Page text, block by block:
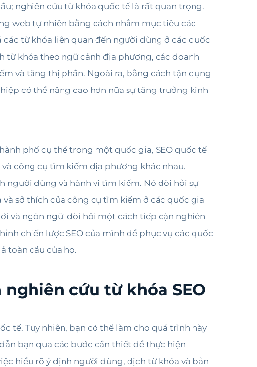
nghiên cứu từ khóa quốc tế là rất quan trọng.
web tự nhiên bằng cách nhắm mục tiêu các
từ khóa liên quan đến người dùng ở các quốc
khóa theo ngữ cảnh địa phương, các doanh
và tăng thị phần. Ngoài ra, bằng cách tận dụng
có thể nâng cao hơn nữa sự tăng trưởng kinh
phố cụ thể trong một quốc gia, SEO quốc tế
công cụ tìm kiếm địa phương khác nhau.
người dùng và hành vi tìm kiếm. Nó đòi hỏi sự
và sở thích của công cụ tìm kiếm ở các quốc gia
và ngôn ngữ, đòi hỏi một cách tiếp cận nghiên
chiến lược SEO của mình để phục vụ các quốc
toàn cầu của họ.
cứu từ khóa SEO
tế. Tuy nhiên, bạn có thể làm cho quá trình này
bạn qua các bước cần thiết để thực hiện
hiểu rõ ý định người dùng, dịch từ khóa và bản